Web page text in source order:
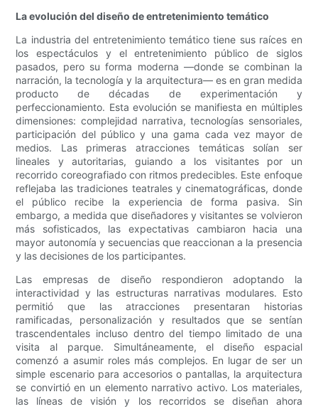
La evolución del diseño de entretenimiento temático
La industria del entretenimiento temático tiene sus raíces en
los espectáculos y el entretenimiento público de siglos
pasados, pero su forma moderna —donde se combinan la
narración, la tecnología y la arquitectura— es en gran medida
producto de décadas de experimentación y
perfeccionamiento. Esta evolución se manifiesta en múltiples
dimensiones: complejidad narrativa, tecnologías sensoriales,
participación del público y una gama cada vez mayor de
medios. Las primeras atracciones temáticas solían ser
lineales y autoritarias, guiando a los visitantes por un
recorrido coreografiado con ritmos predecibles. Este enfoque
reflejaba las tradiciones teatrales y cinematográficas, donde
el público recibe la experiencia de forma pasiva. Sin
embargo, a medida que diseñadores y visitantes se volvieron
más sofisticados, las expectativas cambiaron hacia una
mayor autonomía y secuencias que reaccionan a la presencia
y las decisiones de los participantes.
Las empresas de diseño respondieron adoptando la
interactividad y las estructuras narrativas modulares. Esto
permitió que las atracciones presentaran historias
ramificadas, personalización y resultados que se sentían
trascendentales incluso dentro del tiempo limitado de una
visita al parque. Simultáneamente, el diseño espacial
comenzó a asumir roles más complejos. En lugar de ser un
simple escenario para accesorios o pantallas, la arquitectura
se convirtió en un elemento narrativo activo. Los materiales,
las líneas de visión y los recorridos se diseñan ahora